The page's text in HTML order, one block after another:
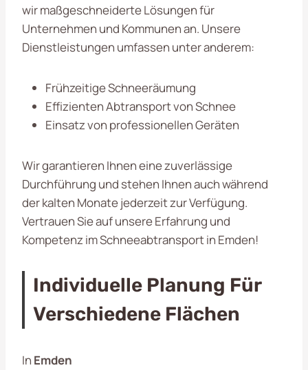
wir maßgeschneiderte Lösungen für
Unternehmen und Kommunen an. Unsere
Dienstleistungen umfassen unter anderem:
Frühzeitige Schneeräumung
Effizienten Abtransport von Schnee
Einsatz von professionellen Geräten
Wir garantieren Ihnen eine zuverlässige
Durchführung und stehen Ihnen auch während
der kalten Monate jederzeit zur Verfügung.
Vertrauen Sie auf unsere Erfahrung und
Kompetenz im Schneeabtransport in Emden!
Individuelle Planung Für
Verschiedene Flächen
In Emden